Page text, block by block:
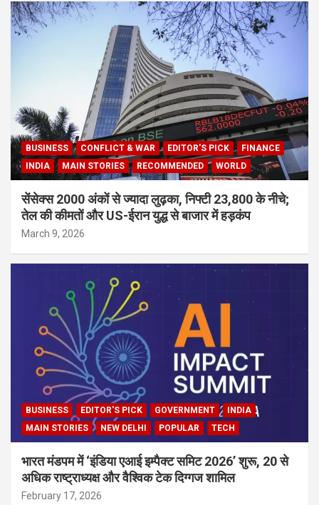
BUSINESS CONFLICT & WAR EDITOR'S PICK
FINANCE
INDIA
MAIN STORIES RECOMMENDED WORLD
सेंसेक्स 2000 अंकों से ज्यादा लुढ़का, निफ्टी 23,800 के नीचे;
तेल की कीमतों और US-ईरान युद्ध से बाजार में हड़कंप
March 9, 2026
BUSINESS EDITOR'S PICK GOVERNMENT
INDIA
MAIN STORIES
NEW DELHI POPULAR TECH
भारत मंडपम में ‘इंडिया एआई इम्पैक्ट समिट 2026’ शुरू, 20 से
अधिक राष्ट्राध्यक्ष और वैश्विक टेक दिग्गज शामिल
February 17, 2026